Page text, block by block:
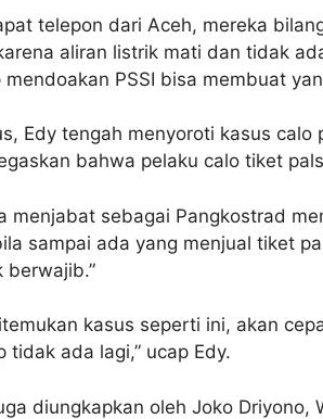
telepon dari Aceh, mereka
aliran listrik mati dan tidak
PSSI bisa membuat
Edy tengah menyoroti kasus
bahwa pelaku calo tiket
menjabat sebagai Pangkostrad
sampai ada yang menjual tiket
berwajib.”
kasus seperti ini, akan
tidak ada lagi,” ucap Edy.
diungkapkan oleh Joko Driyono,